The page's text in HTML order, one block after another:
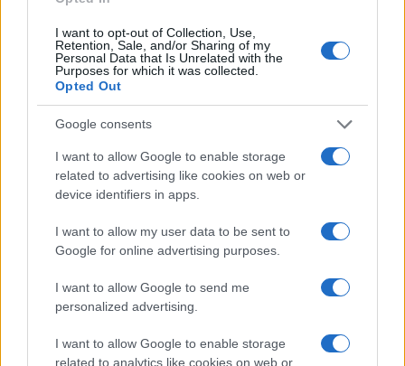
I want to opt-out of Collection, Use,
Retention, Sale, and/or Sharing of my
Personal Data that Is Unrelated with the
Purposes for which it was collected.
Opted Out
Google consents
I want to allow Google to enable storage
related to advertising like cookies on web or
device identifiers in apps.
I want to allow my user data to be sent to
Google for online advertising purposes.
I want to allow Google to send me
personalized advertising.
I want to allow Google to enable storage
related to analytics like cookies on web or
Condividi l'articolo
F
a
ce
b
o
o
k
T
w
it
te
r
Pi
n
te
re
st
W
at
s
A
p
p
S
a
Articolo precedente
Prossimo articolo
Gallura